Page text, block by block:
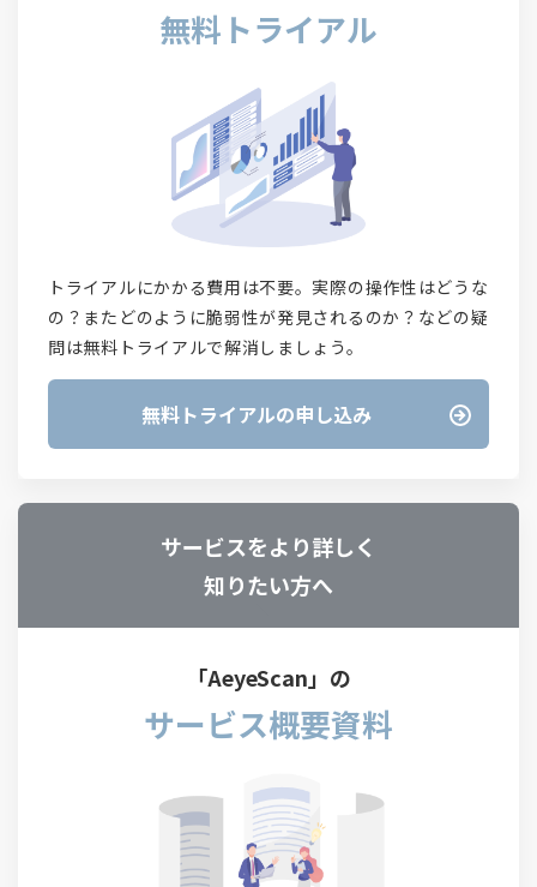
無料トライアル
トライアルにかかる費用は不要。実際の操作性はどうな
の？またどのように脆弱性が発見されるのか？などの疑
問は無料トライアルで解消しましょう。
無料トライアルの申し込み
サービスをより詳しく
知りたい方へ
「AeyeScan」の
サービス概要資料